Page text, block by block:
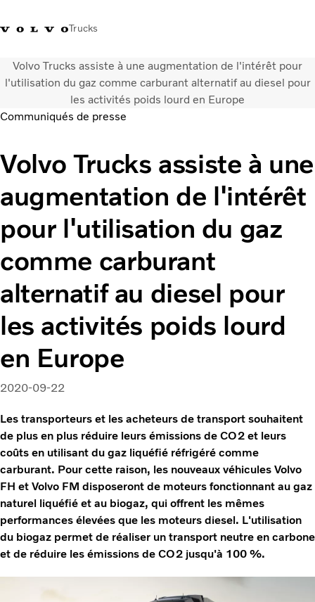
Trucks
+212 522 764 800Volvo MerchandiseConnexionMaroc
Solutions de transport
Services
Localisation du réseau
Nouveautés et médias
Notre société
Nous contacter
Volvo Trucks assiste à une augmentation de l'intérêt pour
l'utilisation du gaz comme carburant alternatif au diesel pour
les activités poids lourd en Europe
Communiqués de presse
Volvo Trucks assiste à une
augmentation de l'intérêt
pour l'utilisation du gaz
comme carburant
alternatif au diesel pour
les activités poids lourd
en Europe
2020-09-22
Les transporteurs et les acheteurs de transport souhaitent
de plus en plus réduire leurs émissions de CO2 et leurs
coûts en utilisant du gaz liquéfié réfrigéré comme
carburant. Pour cette raison, les nouveaux véhicules Volvo
FH et Volvo FM disposeront de moteurs fonctionnant au gaz
naturel liquéfié et au biogaz, qui offrent les mêmes
performances élevées que les moteurs diesel. L'utilisation
du biogaz permet de réaliser un transport neutre en carbone
et de réduire les émissions de CO2 jusqu'à 100 %.